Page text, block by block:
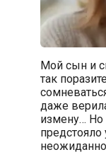
Мой сын и
так
даже
измену… Но
предстояло